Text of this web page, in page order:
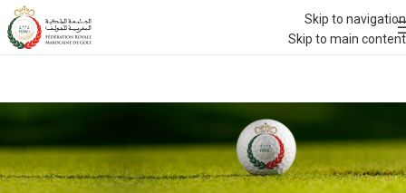
Skip to navigation
Skip to main content
اختتام فعاليات الدورة الخمسون لجائزة
الحسن الثاني والدورة التاسعة